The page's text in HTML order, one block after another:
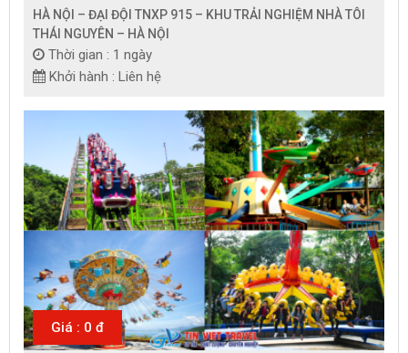
HÀ NỘI – ĐẠI ĐỘI TNXP 915 – KHU TRẢI NGHIỆM NHÀ TÔI
THÁI NGUYÊN – HÀ NỘI
Thời gian : 1 ngày
Khởi hành : Liên hệ
Giá : 0 đ